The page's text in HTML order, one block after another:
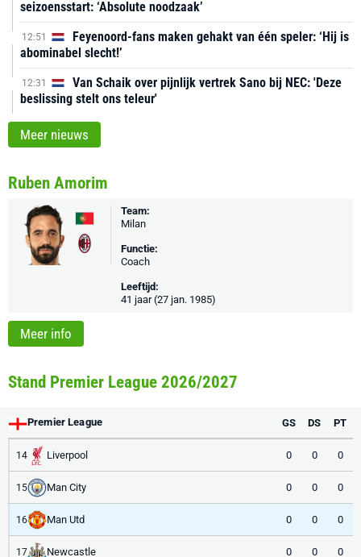
seizoensstart: ‘Absolute noodzaak’
12:51
Feyenoord-fans maken gehakt van één speler: ‘Hij is
abominabel slecht!’
12:31
Van Schaik over pijnlijk vertrek Sano bij NEC: 'Deze
beslissing stelt ons teleur'
Meer nieuws
Ruben Amorim
Team:
Milan
Functie:
Coach
Leeftijd:
41 jaar (27 jan. 1985)
Meer info
Stand Premier League 2026/2027
Premier League GS DS PT
14 Liverpool 0 0 0
15 Man City 0 0 0
16 Man Utd 0 0 0
17 Newcastle 0 0 0